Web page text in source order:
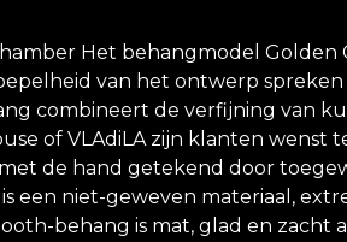
Het behangmodel
van het ontwerp
combineert de verfijning van
of VLAdiLA zijn klanten
de hand getekend door
is een niet-geweven materiaal,
behang is mat, glad en